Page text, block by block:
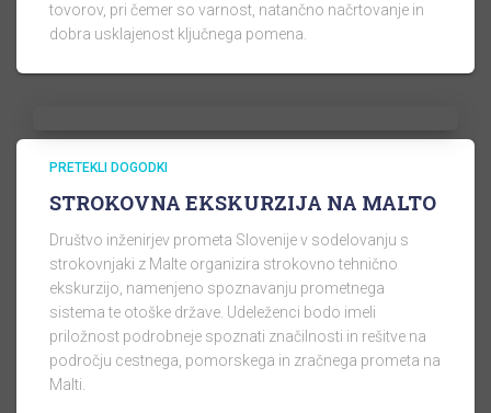
tovorov, pri čemer so varnost, natančno načrtovanje in
dobra usklajenost ključnega pomena.
PRETEKLI DOGODKI
STROKOVNA EKSKURZIJA NA MALTO
Društvo inženirjev prometa Slovenije v sodelovanju s
strokovnjaki z Malte organizira strokovno tehnično
ekskurzijo, namenjeno spoznavanju prometnega
sistema te otoške države. Udeleženci bodo imeli
priložnost podrobneje spoznati značilnosti in rešitve na
področju cestnega, pomorskega in zračnega prometa na
Malti.